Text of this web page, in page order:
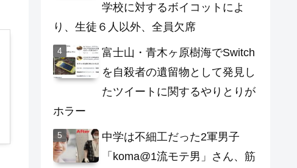
学校に対するボイコットによ
り、生徒６人以外、全員欠席
富士山・青木ヶ原樹海でSwitch
を自殺者の遺留物として発見し
たツイートに関するやりとりが
ホラー
中学は不細工だった2軍男子
「koma@1流モテ男」さん、筋